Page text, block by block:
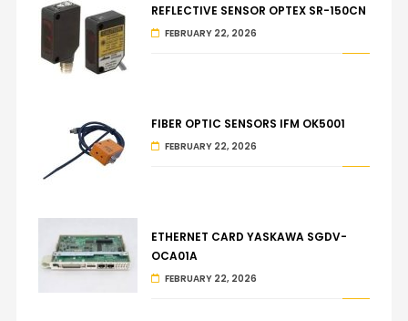
REFLECTIVE SENSOR OPTEX SR-150CN
FEBRUARY 22, 2026
FIBER OPTIC SENSORS IFM OK5001
FEBRUARY 22, 2026
ETHERNET CARD YASKAWA SGDV-
OCA01A
FEBRUARY 22, 2026